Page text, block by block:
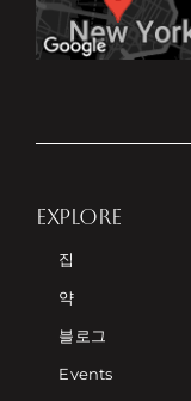
EXPLORE
집
약
블로그
Events